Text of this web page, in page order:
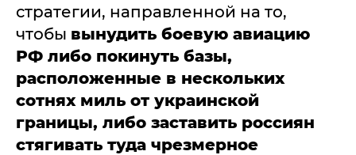
стратегии, направленной на то,
чтобы вынудить боевую авиацию
РФ либо покинуть базы,
расположенные в нескольких
сотнях миль от украинской
границы, либо заставить россиян
стягивать туда чрезмерное